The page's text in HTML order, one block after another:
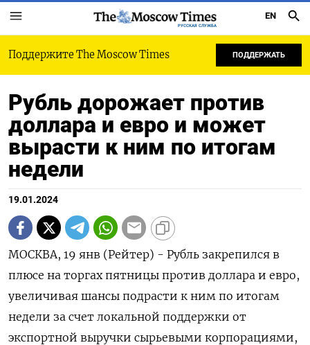
РУССКАЯ СЛУЖБА
EN
Поддержите The Moscow Times ПОДДЕРЖАТЬ
Рубль дорожает против
доллара и евро и может
вырасти к ним по итогам
недели
19.01.2024
МОСКВА, 19 янв (Рейтер) - Рубль закрепился в
плюсе на торгах пятницы против доллара и евро,
увеличивая шансы подрасти к ним по итогам
недели за счет локальной поддержки от
экспортной выручки сырьевыми корпорациями,